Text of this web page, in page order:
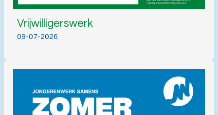
Vrijwilligerswerk
09-07-2026